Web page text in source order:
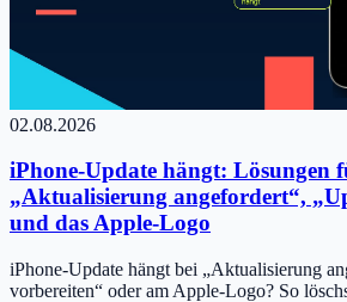
02.08.2026
iPhone-Update hängt: Lösungen
„Aktualisierung angefordert“,
und das Apple-Logo
iPhone-Update hängt bei „Aktualisierung
vorbereiten“ oder am Apple-Logo? So